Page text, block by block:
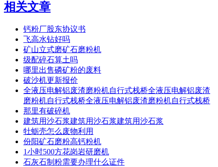
相关文章
钙粉厂股东协议书
飞高水钻好吗
矿山立式磨矿石磨粉机
级配碎石算土吗
哪里出售磷矿粉的废料
破沙机更新报价
全液压电解铝废渣磨粉机自行式栈桥全液压电解铝废渣
磨粉机自行式栈桥全液压电解铝废渣磨粉机自行式栈桥
那里有破碎机
建筑用沙石浆建筑用沙石浆建筑用沙石浆
牡蛎壳怎么废物利用
份阳矿石磨粉高钙粉机
1小时500方花岗岩研磨机
石灰石制粉需要办理什么证件